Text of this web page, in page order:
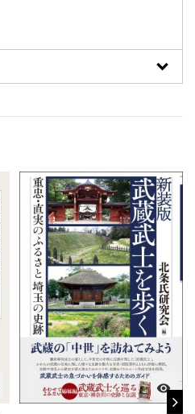
visibility